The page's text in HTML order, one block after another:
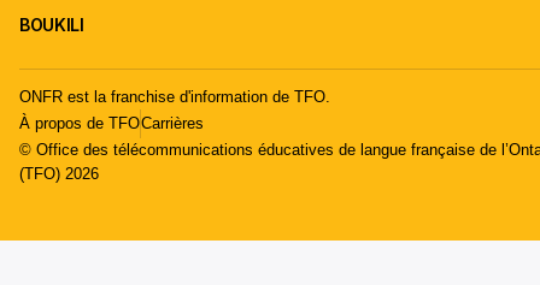
BOUKILI
ONFR est la franchise d'information de TFO.
À propos de TFOCarrières
© Office des télécommunications éducatives de langue française de
(TFO) 2026